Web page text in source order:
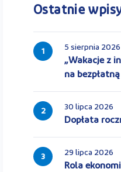
Ostatnie
1 5 sierpnia 2026
„Wakacje z
na
2 30 lipca 2026
Dopłata
3 29 lipca 2026
Rola